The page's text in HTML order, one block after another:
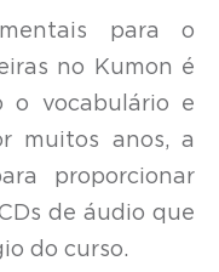
para o
no Kumon é
o vocabulário e
muitos anos, a
proporcionar
de áudio que
do curso.